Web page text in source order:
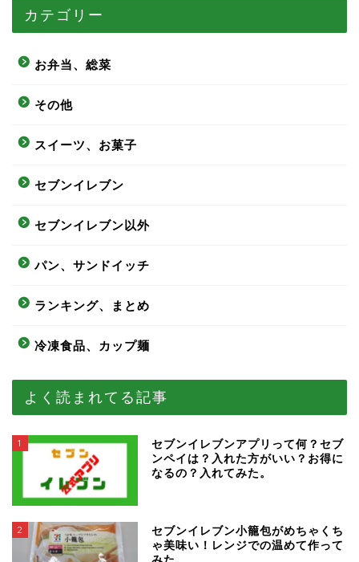
カテゴリー
お弁当、総菜
その他
スイーツ、お菓子
セブンイレブン
セブンイレブン以外
パン、サンドイッチ
ランキング、まとめ
冷凍食品、カップ麺
よく読まれてる記事
1
セブンイレブンアプリって何？セブ
ンペイは？入れた方がいい？お得に
なるの？入れてみた。
2
セブンイレブン小籠包がめちゃくち
ゃ美味い！レンジでの温めて作って